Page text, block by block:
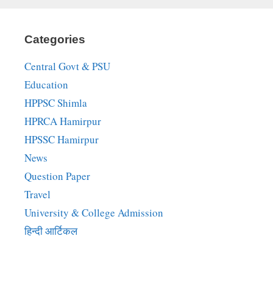
Categories
Central Govt & PSU
Education
HPPSC Shimla
HPRCA Hamirpur
HPSSC Hamirpur
News
Question Paper
Travel
University & College Admission
हिन्दी आर्टिकल